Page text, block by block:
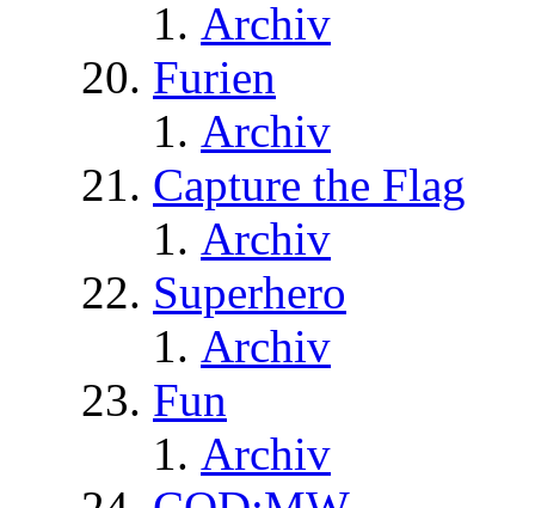
Archiv
Furien
Archiv
Capture the Flag
Archiv
Superhero
Archiv
Fun
Archiv